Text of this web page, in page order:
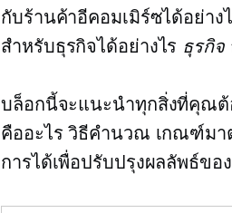
กับร้านค้าอีคอมเมิร์ซได้อย่า
สำหรับธุรกิจได้อย่างไร ธุรกิจ
บล็อกนี้จะแนะนำทุกสิ่งที่คุณต้
คืออะไร วิธีคำนวณ เกณฑ์มา
การได้เพื่อปรับปรุงผลลัพธ์ขอ